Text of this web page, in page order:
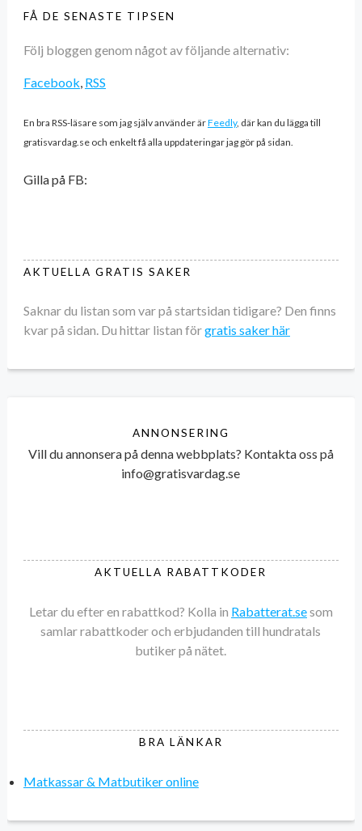
FÅ DE SENASTE TIPSEN
Följ bloggen genom något av följande alternativ:
Facebook, RSS
En bra RSS-läsare som jag själv använder ärFeedly, där kan du lägga till
gratisvardag.se och enkelt få alla uppdateringar jag gör på sidan.
Gilla på FB:
AKTUELLA GRATIS SAKER
Saknar du listan som var på startsidan tidigare? Den finns
kvar på sidan. Du hittar listan förgratis saker här
ANNONSERING
Vill du annonsera på denna webbplats? Kontakta oss på
info@gratisvardag.se
AKTUELLA RABATTKODER
Letar du efter en rabattkod? Kolla in Rabatterat.sesom
samlar rabattkoder och erbjudanden till hundratals
butiker på nätet.
BRA LÄNKAR
Matkassar & Matbutiker online